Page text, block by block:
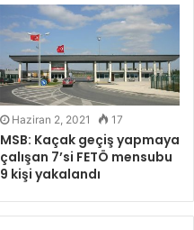
Haziran 2, 2021 17
MSB: Kaçak geçiş yapmaya
çalışan 7’si FETÖ mensubu
9 kişi yakalandı